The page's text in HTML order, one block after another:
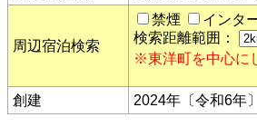
周辺宿泊検索
禁煙 インタ
検索距離範囲：
※東洋町を中心に
創建 2024年〔令和6年〕